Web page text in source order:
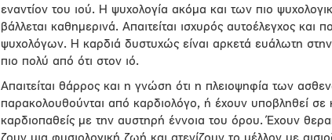
εναντίον του ιού. Η ψυχολογία ακόμα και των πιο
βάλλεται καθημερινά. Απαιτείται ισχυρός αυτοέλεγχος και
ψυχολόγων. Η καρδιά δυστυχώς είναι αρκετά ευάλωτη στην
πιο πολύ από ότι στον ιό.
Απαιτείται θάρρος και η γνώση ότι η πλειοψηφία των
παρακολουθούνται από καρδιολόγο, ή έχουν υποβληθεί σε
καρδιοπαθείς με την αυστηρή έννοια του όρου. Έχουν